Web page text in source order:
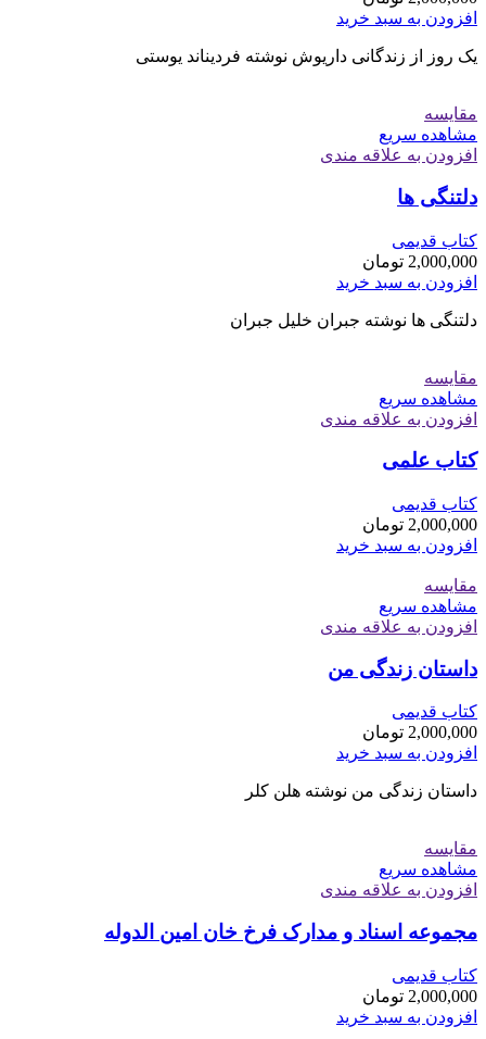
افزودن به سبد خرید
یک روز از زندگانی داریوش نوشته فردیناند یوستی
مقایسه
مشاهده سریع
افزودن به علاقه مندی
دلتنگی ها
کتاب قدیمی
2,000,000 تومان
افزودن به سبد خرید
دلتنگی ها نوشته جبران خلیل جبران
مقایسه
مشاهده سریع
افزودن به علاقه مندی
کتاب علمی
کتاب قدیمی
2,000,000 تومان
افزودن به سبد خرید
مقایسه
مشاهده سریع
افزودن به علاقه مندی
داستان زندگی من
کتاب قدیمی
2,000,000 تومان
افزودن به سبد خرید
داستان زندگی من نوشته هلن کلر
مقایسه
مشاهده سریع
افزودن به علاقه مندی
مجموعه اسناد و مدارک فرخ خان امین الدوله
کتاب قدیمی
2,000,000 تومان
افزودن به سبد خرید